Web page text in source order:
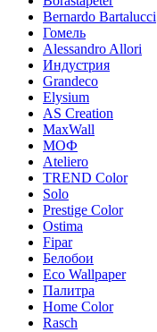
Bernardo Bartalucci
Гомель
Alessandro Allori
Индустрия
Grandeco
Elysium
AS Creation
MaxWall
МОФ
Ateliero
TREND Color
Solo
Prestige Color
Ostima
Fipar
Белобои
Eco Wallpaper
Палитра
Home Color
Rasch